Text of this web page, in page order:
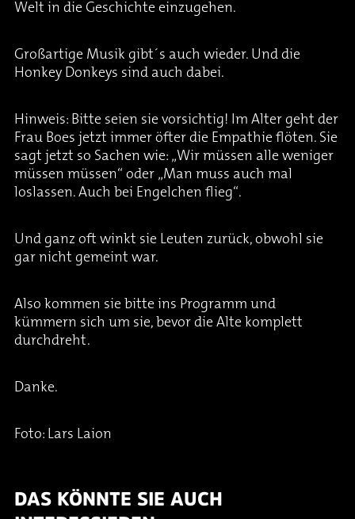
Welt in die Geschichte einzugehen.
Großartige Musik gibt´s auch wieder. Und die
Honkey Donkeys sind auch dabei.
Hinweis: Bitte seien sie vorsichtig! Im Alter geht der
Frau Boes jetzt immer öfter die Empathie flöten. Sie
sagt jetzt so Sachen wie: „Wir müssen alle weniger
müssen müssen“ oder „Man muss auch mal
loslassen. Auch bei Engelchen flieg“.
Und ganz oft winkt sie Leuten zurück, obwohl sie
gar nicht gemeint war.
Also kommen sie bitte ins Programm und
kümmern sich um sie, bevor die Alte komplett
durchdreht.
Danke.
Foto: Lars Laion
DAS KÖNNTE SIE AUCH